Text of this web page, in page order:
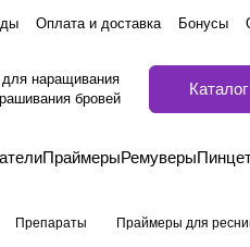
Оплата и доставка Бонусы
наращивания
бровей
Каталог
ПраймерыРемуверы
Препараты Праймеры для